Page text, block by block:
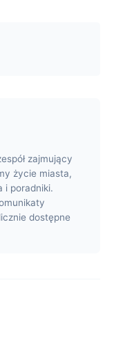
zajmujący
życie miasta,
i poradniki.
dostępne